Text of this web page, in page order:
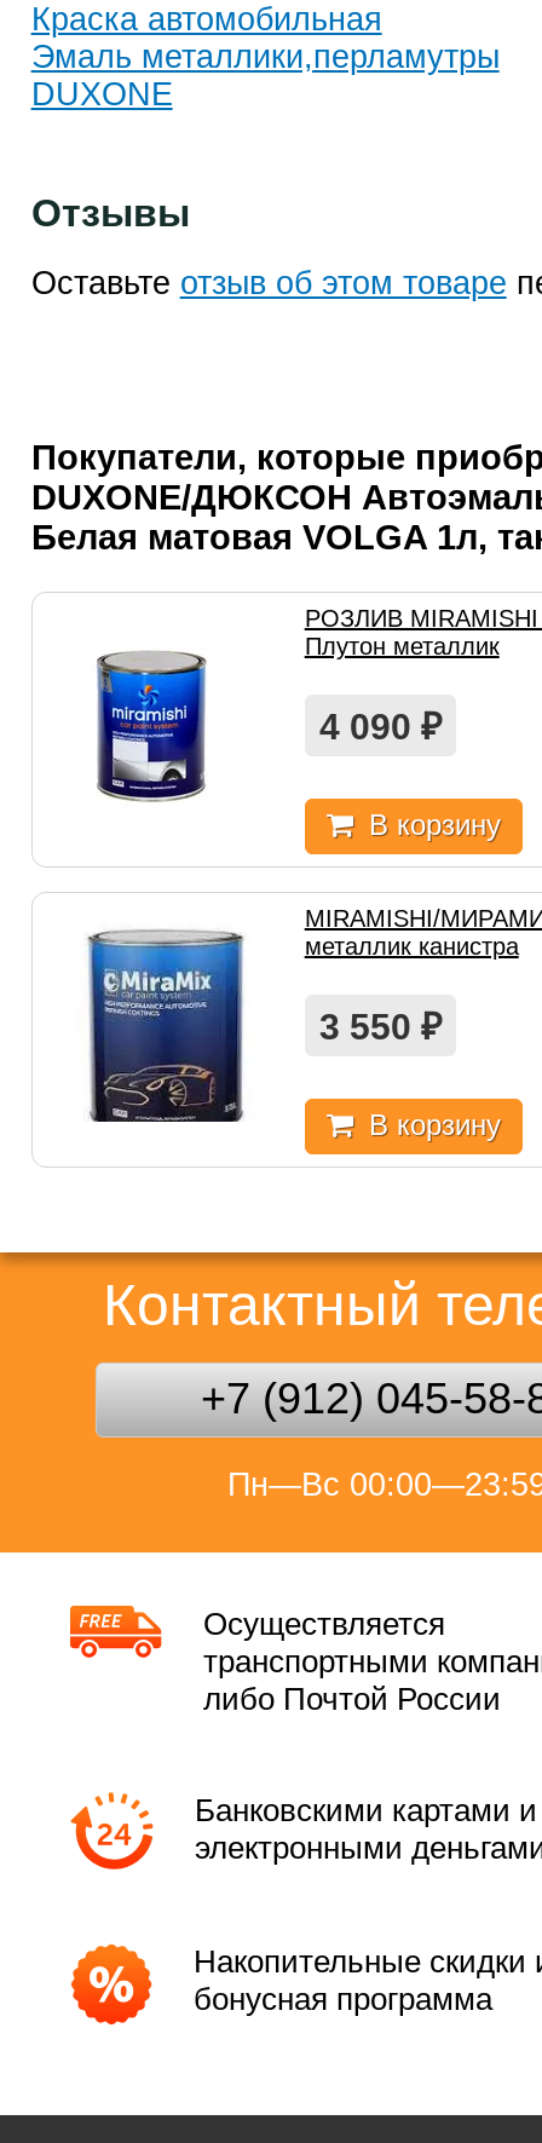
Краска автомобильная
Эмаль металлики,перламутры
DUXONE
Отзывы
Оставьте отзыв об этом товаре
Покупатели, которые
DUXONE/ДЮКСОН
Белая матовая VOLGA 1л,
РОЗЛИВ MIRAMISHI
Плутон металлик
4 090 ₽
В корзину
MIRAMISHI/
металлик канистра
3 550 ₽
В корзину
Контактный
+7 (912) 045-58-
Пн—Вс
Осуществляется
транспортными
либо Почтой России
Банковскими картами и
электронными
Накопительные скидки
бонусная программа